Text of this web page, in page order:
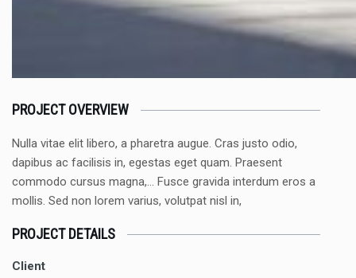
PROJECT OVERVIEW
Nulla vitae elit libero, a pharetra augue. Cras justo odio,
dapibus ac facilisis in, egestas eget quam. Praesent
commodo cursus magna,… Fusce gravida interdum eros a
mollis. Sed non lorem varius, volutpat nisl in,
PROJECT DETAILS
Client